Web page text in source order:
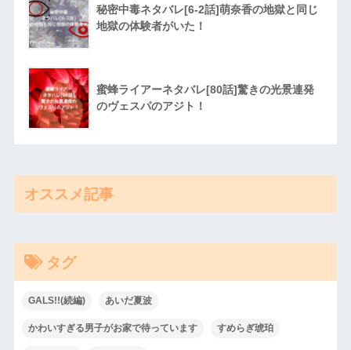
秘密中毒ネタバレ[6-2話]萌奈香の地獄と同じ
地獄の体験者がいた！
蜜蜂ライアーネタバレ[80話]驚きの光景連発
のヴェスパのアジト！
オススメ記事
タグ
GALS!!(続編) あいだ夏波
かわいすぎる男子がお家で待っています すめらぎ琥珀